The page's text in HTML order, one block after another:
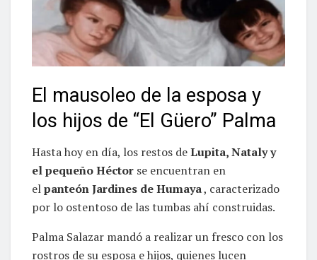
El mausoleo de la esposa y
los hijos de “El Güero” Palma
Hasta hoy en día, los restos deLupita, Nataly y
el pequeño Héctor se encuentran en
elpanteón Jardines de Humaya, caracterizado
por lo ostentoso de las tumbas ahí construidas.
Palma Salazar mandó a realizar un fresco con los
rostros de su esposa e hijos, quienes lucen